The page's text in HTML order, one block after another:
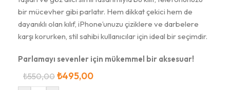
bir mücevher gibi parlatır. Hem dikkat çekici hem de
dayanıklı olan kılıf, iPhone’unuzu çiziklere ve darbelere
karşı korurken, stil sahibi kullanıcılar için ideal bir seçimdir.
Parlamayı sevenler için mükemmel bir aksesuar!
₺550,00 ₺495,00